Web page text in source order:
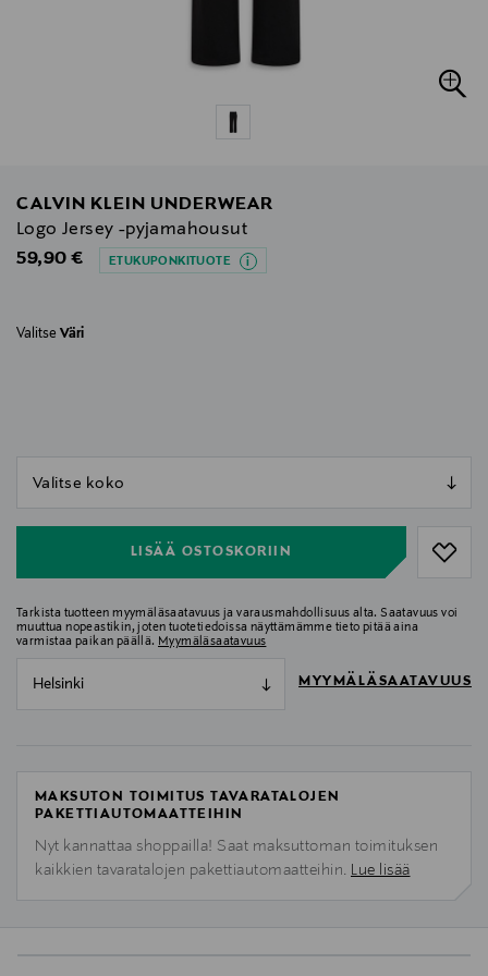
CALVIN KLEIN UNDERWEAR
Logo Jersey -pyjamahousut
Original Price
59,90 € ETUKUPONKITUOTE
Valitse Väri
LISÄÄ OSTOSKORIIN
Tarkista tuotteen myymäläsaatavuus ja varausmahdollisuus alta. Saatavuus voi
muuttua nopeastikin, joten tuotetiedoissa näyttämämme tieto pitää aina
varmistaa paikan päällä. Myymäläsaatavuus
Helsinki MYYMÄLÄSAATAVUUS
MAKSUTON TOIMITUS TAVARATALOJEN
PAKETTIAUTOMAATTEIHIN
Nyt kannattaa shoppailla! Saat maksuttoman toimituksen
kaikkien tavaratalojen pakettiautomaatteihin. Lue lisää